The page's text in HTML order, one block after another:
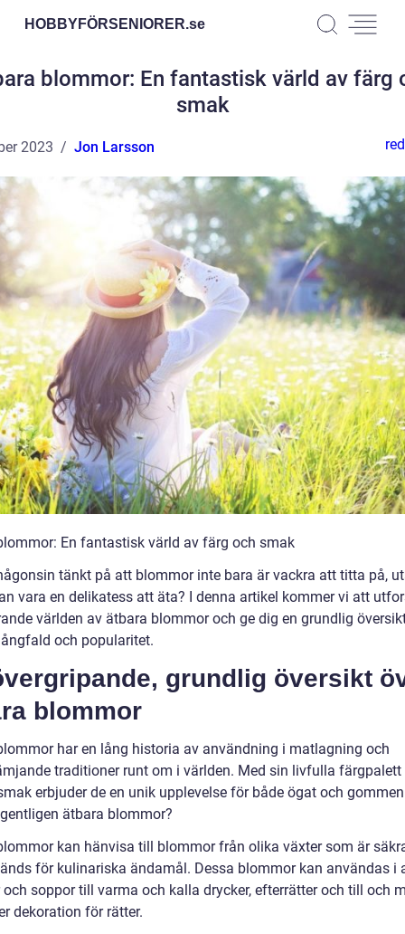
HOBBYFÖRSENIORER.se
blommor: En fantastisk värld av färg
smak
2023 Jon Larsson
En fantastisk värld av färg och smak
tänkt på att blommor inte bara är vackra att titta på,
vara en delikatess att äta? I denna artikel kommer vi att
världen av ätbara blommor och ge dig en grundlig
och popularitet.
grundlig översikt
blommor
har en lång historia av användning i matlagning och
traditioner runt om i världen. Med sin livfulla färgpalett
erbjuder de en unik upplevelse för både ögat och
ätbara blommor?
kan hänvisa till blommor från olika växter som är
för kulinariska ändamål. Dessa blommor kan användas i
soppor till varma och kalla drycker, efterrätter och till och
dekoration för rätter.